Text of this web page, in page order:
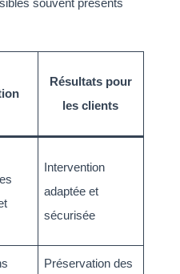
souvent présents
Résultats pour
les clients
Intervention
adaptée et
sécurisée
Préservation des